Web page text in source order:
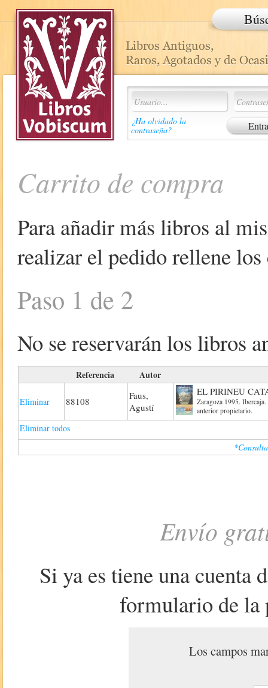
¿Ha olvidado la
contraseña?
Carrito de compra
Para añadir más libros al
realizar el pedido rellene
Paso 1 de 2
No se reservarán los libros
Referencia Autor
Eliminar 88108
Faus,
Agustí
EL PIRINEU
Zaragoza 1995.
anterior propietario.
Eliminar todos
Envío
Si ya es tiene una cuenta
formulario de la
Los campos